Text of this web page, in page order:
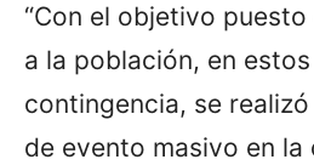
“Con el objetivo
a la población, en
contingencia, se
de evento masivo en la